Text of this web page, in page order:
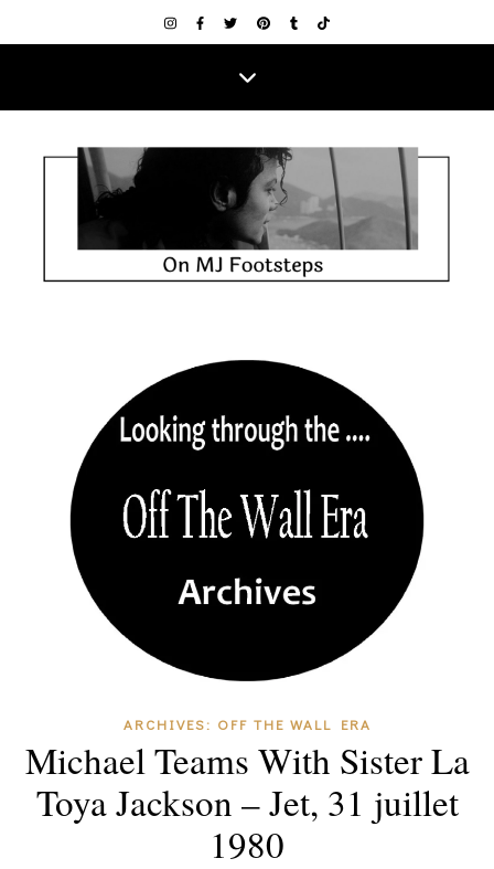
ARCHIVES: OFF THE WALL ERA
Michael Teams With Sister La
Toya Jackson – Jet, 31 juillet
1980